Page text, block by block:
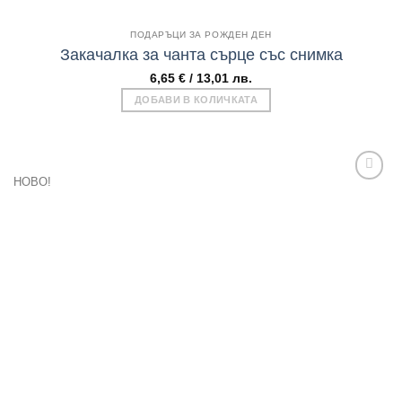
ПОДАРЪЦИ ЗА РОЖДЕН ДЕН
Закачалка за чанта сърце със снимка
6,65 € / 13,01 лв.
ДОБАВИ В КОЛИЧКАТА
НОВО!